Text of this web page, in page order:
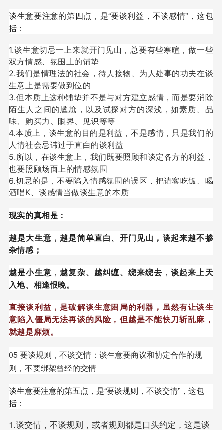
谈生意要注意的第四点，是“要谈利益，不谈感情”，这包
括：
1.谈生意切忌一上来就开门见山，总要有些寒暄，做一些
双方情感、氛围上的铺垫
2.我们是情理法的社会，待人接物、为人处事的功夫在谈
生意上是需要做到位的
3.但本质上这种铺垫并不是与对方建立感情，而是要消除
陌生人之间的尴尬，以及试探对方的深浅，如素质、品
味、购买力、眼界、见识等等
4.本质上，谈生意的目的是利益，不是感情，只是我们的
人情社会忌讳过于直白的谈利益
5.所以，在谈生意上，我们既要照顾和谈定各方的利益，
也要照顾场面上的情感氛围
6.切忌的是，不要陷入情感氛围的误区，把请客吃饭、喝
酒唱K、谈感情当做谈生意的本质
现实的真相是：
越是大生意，越是简单直白、开门见山，谈起来越不掺
杂情感；
越是小生意，越复杂、越纠缠、绕来绕去，谈起来上天
入地、相逢恨晚。
直接谈利益，是破解谈生意困局的利器，虽然有让谈生
意陷入僵局无法再谈的风险，但越是不能快刀斩乱麻，
就越是麻烦。
05 要谈规则，不谈交情：谈生意要商议和协定合作的规
则，不要绑架曾经的交情
谈生意要注意的第五点，是“要谈规则，不谈交情”，这包
括：
1.谈交情，不谈规则，或者规则都是口头约定，这是谈